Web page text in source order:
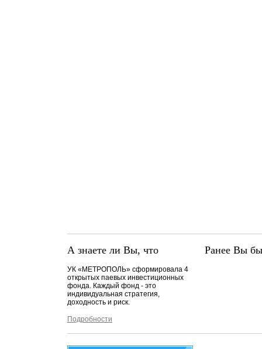
А знаете ли Вы, что
УК «МЕТРОПОЛЬ» сформировала 4
открытых паевых инвестиционных
фонда. Каждый фонд - это
индивидуальная стратегия,
доходность и риск.
Подробности
Ранее Вы